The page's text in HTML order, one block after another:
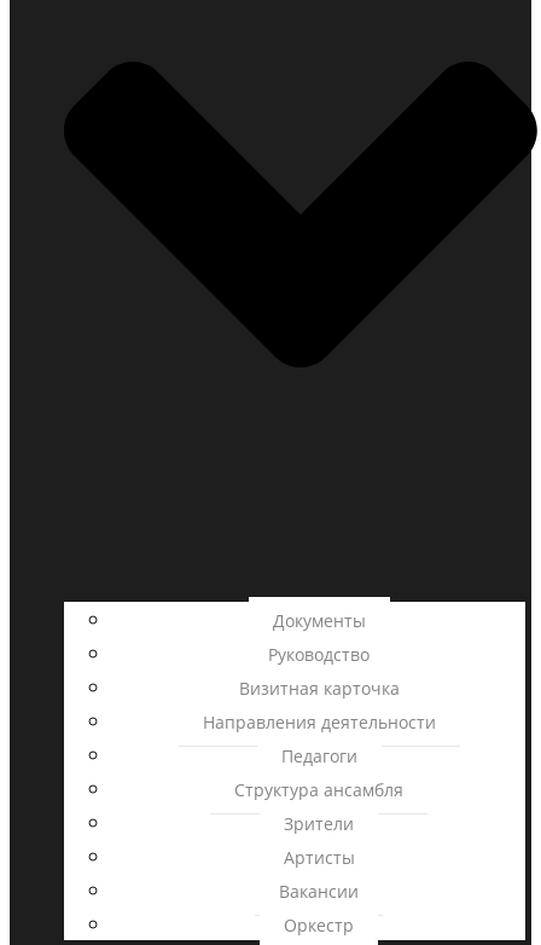
Документы
Руководство
Визитная карточка
Направления деятельности
Педагоги
Структура ансамбля
Зрители
Артисты
Вакансии
Оркестр